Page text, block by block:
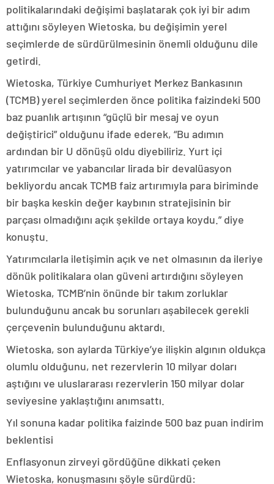
politikalarındaki değişimi başlatarak çok iyi bir adım
attığını söyleyen Wietoska, bu değişimin yerel
seçimlerde de sürdürülmesinin önemli olduğunu dile
getirdi.
Wietoska, Türkiye Cumhuriyet Merkez Bankasının
(TCMB) yerel seçimlerden önce politika faizindeki 500
baz puanlık artışının “güçlü bir mesaj ve oyun
değiştirici” olduğunu ifade ederek, “Bu adımın
ardından bir U dönüşü oldu diyebiliriz. Yurt içi
yatırımcılar ve yabancılar lirada bir devalüasyon
bekliyordu ancak TCMB faiz artırımıyla para biriminde
bir başka keskin değer kaybının stratejisinin bir
parçası olmadığını açık şekilde ortaya koydu.” diye
konuştu.
Yatırımcılarla iletişimin açık ve net olmasının da ileriye
dönük politikalara olan güveni artırdığını söyleyen
Wietoska, TCMB’nin önünde bir takım zorluklar
bulunduğunu ancak bu sorunları aşabilecek gerekli
çerçevenin bulunduğunu aktardı.
Wietoska, son aylarda Türkiye’ye ilişkin algının oldukça
olumlu olduğunu, net rezervlerin 10 milyar doları
aştığını ve uluslararası rezervlerin 150 milyar dolar
seviyesine yaklaştığını anımsattı.
Yıl sonuna kadar politika faizinde 500 baz puan indirim
beklentisi
Enflasyonun zirveyi gördüğüne dikkati çeken
Wietoska, konuşmasını şöyle sürdürdü: